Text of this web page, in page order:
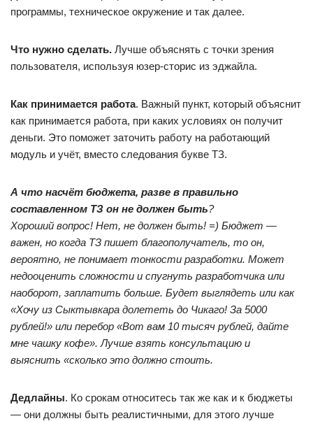
программы, техническое окружение и так далее.
Что нужно сделать. Лучше объяснять с точки зрения
пользователя, используя юзер-сторис из эджайла.
Как принимается работа. Важный пункт, который объяснит
как принимается работа, при каких условиях он получит
деньги. Это поможет заточить работу на работающий
модуль и учёт, вместо следования букве ТЗ.
А что насчёт бюджета, разве в правильно
составленном ТЗ он не должен быть?
Хороший вопрос! Нет, не должен быть! =) Бюджет —
важен, но когда ТЗ пишет благополучатель, то он,
вероятно, не понимает тонкости разработки. Может
недооценить сложности и спугнуть разработчика или
наоборот, заплатить больше. Будет выглядеть или как
«Хочу из Сыктывкара долететь до Чикаго! За 5000
рублей!» или перебор «Вот вам 10 тысяч рублей, дайте
мне чашку кофе». Лучше взять консультацию и
выяснить «сколько это должно стоить.
Дедлайны. Ко срокам относитесь так же как и к бюджеты
— они должны быть реалистичными, для этого лучше